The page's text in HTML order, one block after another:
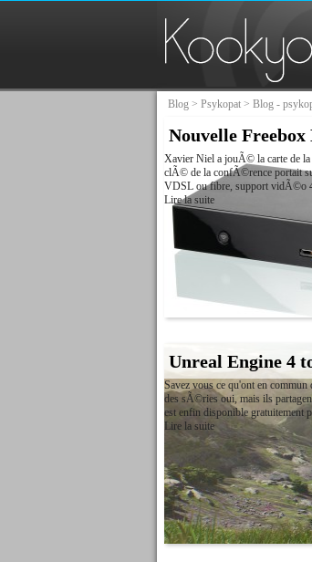
Blog > Psykopat > Blog -
Nouvelle
Xavier Niel a jouÃ© la carte de la
clÃ© de la confÃ©rence portait
VDSL ou fibre, support vidÃ©o
Lire la suite
Unreal Engine 4
Savez vous ce qu'ont en
des sÃ©ries oui, mais ils
est enfin disponible gratuitement
Lire la suite